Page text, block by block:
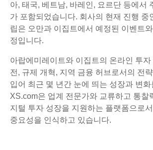
아, 태국, 베트남, 바레인, 요르단 등에서
가 포함되었습니다. 회사의 현재 진행 중
립은 오만과 이집트에서 예정된 이벤트
정입니다.
아랍에미레이트와 이집트의 온라인 투
전, 규제 개혁, 지역 금융 허브로서의 전
입어 최근 몇 년간 눈에 띄는 성장과 변
XS.com은 업계 전문가와 교류하고 통찰
지털 투자 성장을 지원하는 플랫폼으로
중요성을 인식하고 있습니다.